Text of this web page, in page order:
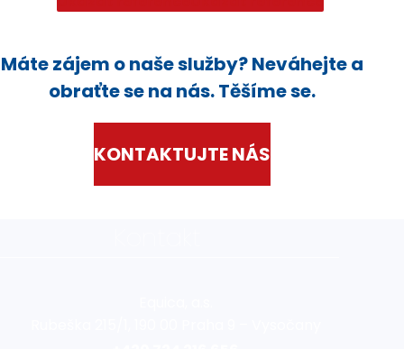
Máte zájem o naše služby? Neváhejte a
obraťte se na nás. Těšíme se.
KONTAKTUJTE NÁS